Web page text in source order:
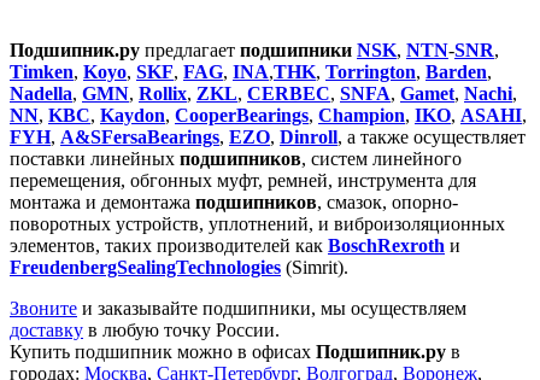
Подшипник.ру предлагает подшипники NSK, NTN-SNR,
Timken, Koyo, SKF, FAG, INA,THK, Torrington, Barden,
Nadella, GMN, Rollix, ZKL, CERBEC, SNFA, Gamet, Nachi,
NN, KBC, Kaydon, CooperBearings, Champion, IKO, ASAHI,
FYH, A&SFersaBearings, EZO, Dinroll, а также осуществляет
поставки линейных подшипников, систем линейного
перемещения, обгонных муфт, ремней, инструмента для
монтажа и демонтажа подшипников, смазок, опорно-
поворотных устройств, уплотнений, и виброизоляционных
элементов, таких производителей как BosсhRexroth и
FreudenbergSealingTechnologies (Simrit).
Звоните и заказывайте подшипники, мы осуществляем
доставку в любую точку России.
Купить подшипник можно в офисах Подшипник.ру в
городах: Москва, Санкт-Петербург, Волгоград, Воронеж,